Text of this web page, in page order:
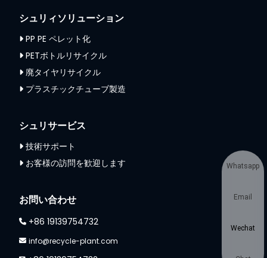
シュリィソリューション
PP PE ペレット化
PETボトルリサイクル
廃タイヤリサイクル
プラスチックチューブ製造
シュリサービス
技術サポート
お客様の訪問を歓迎します
お問い合わせ
+86 19139754732
info@recycle-plant.com
Whatsapp
Email
Wechat